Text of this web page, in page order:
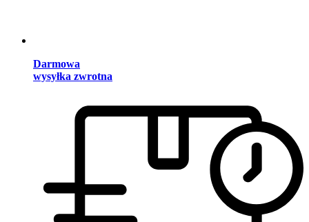
Darmowa
wysyłka zwrotna